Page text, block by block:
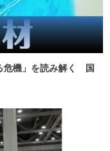
危機」を読み解く 国